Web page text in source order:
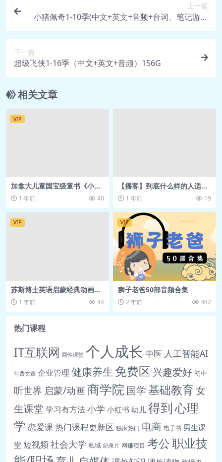
上一篇
小猪佩奇1-10季(中文+英文+音频+台词、笔记游戏
下一篇
超级飞侠1-16季（中文+英文+音频）156G
相关文章
VIP
加拿大儿童国宝级童书《小乌
龟富兰克林 Franklin the Tur
tle (电子书+音频+动画) 》
1 年前 40
【播客】到底什么样的人适合
不上班创业【66分钟】
1 年前 19
VIP
苏斯博士英语启蒙经典动画
《万事通戴帽子的猫 The Cat
in the Hat Knows a Lot Ab
1 年前 44
VIP
狮子老爸50部音频合集
2 年前 482
热门课程
IT互联网 两性课堂 个人成长 中医 人工智能AI
付费文章 企业管理 健康养生 免费区 兴趣爱好 初中
听世界 启蒙/动画商学院国学 基础教育女
生课堂 学习有方法小学 小红书 幼儿 得到心理
学 恋爱课热门课程更新区 独家热门 电商 电子书 男生课
堂 短视频 社会大学 私域 纪录片 网赚项目 考公职业技